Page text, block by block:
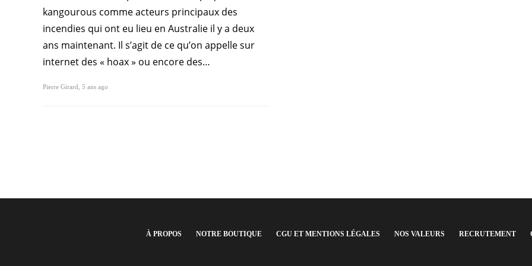
kangourous comme acteurs principaux des
incendies qui ont eu lieu en Australie il y a deux
ans maintenant. Il s’agit de ce qu’on appelle sur
internet des « hoax » ou encore des…
Pierre Girard 5 ans ago
À PROPOS NOTRE BOUTIQUE CGU ET MENTIONS LÉGALES NOS VALEURS RECRUTEMENT